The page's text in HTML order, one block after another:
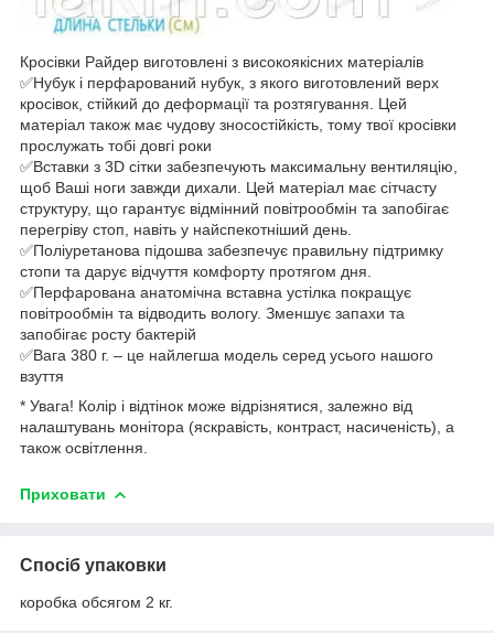
Кросівки Райдер виготовлені з високоякісних матеріалів
✅Нубук і перфарований нубук, з якого виготовлений верх
кросівок, стійкий до деформації та розтягування. Цей
матеріал також має чудову зносостійкість, тому твої кросівки
прослужать тобі довгі роки
✅Вставки з 3D сітки забезпечують максимальну вентиляцію,
щоб Ваші ноги завжди дихали. Цей матеріал має сітчасту
структуру, що гарантує відмінний повітрообмін та запобігає
перегріву стоп, навіть у найспекотніший день.
✅Поліуретанова підошва забезпечує правильну підтримку
стопи та дарує відчуття комфорту протягом дня.
✅Перфарована анатомічна вставна устілка покращує
повітрообмін та відводить вологу. Зменшує запахи та
запобігає росту бактерій
✅Вага 380 г. – це найлегша модель серед усього нашого
взуття
* Увага! Колір і відтінок може відрізнятися, залежно від
налаштувань монітора (яскравість, контраст, насиченість), а
також освітлення.
Приховати
Спосіб упаковки
коробка обсягом 2 кг.